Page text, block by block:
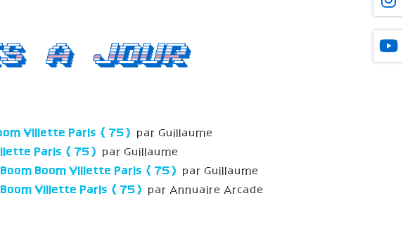
a jour
Villette Paris (75) par Guillaume
Paris (75) par Guillaume
Boom Boom Villette Paris (75) par Guillaume
Boom Villette Paris (75) par Annuaire Arcade